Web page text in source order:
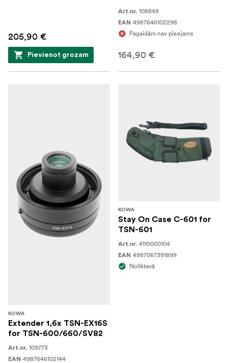
205,90 €
Pievienot grozam
Art.nr. 108849
EAN 4987646102298
Pagaidām nav pieejams
164,90 €
KOWA
Extender 1,6x TSN-EX16S
for TSN-600/660/SV82
Art.nr. 109773
EAN 4987646102144
KOWA
Stay On Case C-601 for
TSN-601
Art.nr. 4110000104
EAN 4987067391899
Noliktavā